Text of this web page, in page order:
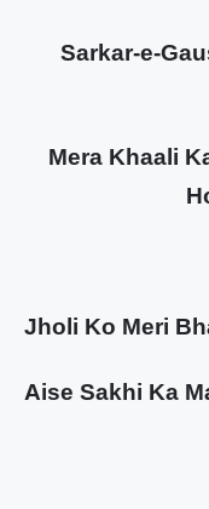
Sarkar-e-
Mera Khaali
Jholi Ko Meri
Aise Sakhi Ka